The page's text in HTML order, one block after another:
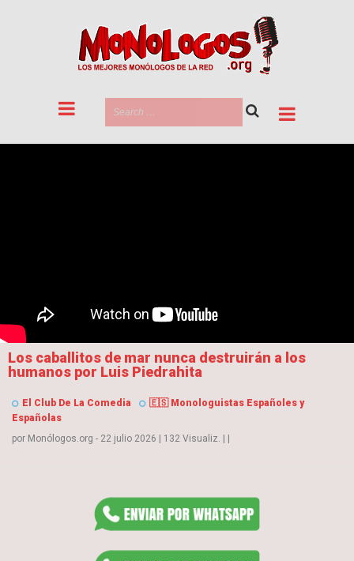
Los caballitos de mar nunca destruirán a los
humanos por Luis Piedrahita
El Club De La Comedia
🇪🇸 Monologuistas Españoles y
Españolas
por Monólogos.org - 22 julio 2026 | 132 Visualiz. | |